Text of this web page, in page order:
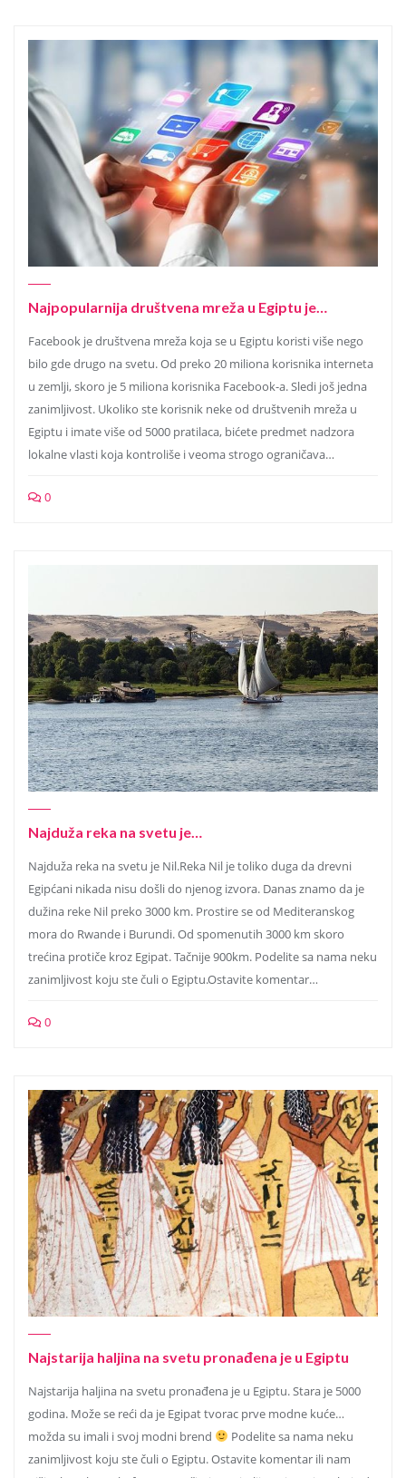
Najpopularnija društvena mreža u Egiptu je…
Facebook je društvena mreža koja se u Egiptu koristi više nego
bilo gde drugo na svetu. Od preko 20 miliona korisnika interneta
u zemlji, skoro je 5 miliona korisnika Facebook-a. Sledi još jedna
zanimljivost. Ukoliko ste korisnik neke od društvenih mreža u
Egiptu i imate više od 5000 pratilaca, bićete predmet nadzora
lokalne vlasti koja kontroliše i veoma strogo ograničava…
0
Najduža reka na svetu je…
Najduža reka na svetu je Nil.Reka Nil je toliko duga da drevni
Egipćani nikada nisu došli do njenog izvora. Danas znamo da je
dužina reke Nil preko 3000 km. Prostire se od Mediteranskog
mora do Rwande i Burundi. Od spomenutih 3000 km skoro
trećina protiče kroz Egipat. Tačnije 900km. Podelite sa nama neku
zanimljivost koju ste čuli o Egiptu.Ostavite komentar…
0
Najstarija haljina na svetu pronađena je u Egiptu
Najstarija haljina na svetu pronađena je u Egiptu. Stara je 5000
godina. Može se reći da je Egipat tvorac prve modne kuće…
možda su imali i svoj modni brend
Podelite sa nama neku
zanimljivost koju ste čuli o Egiptu. Ostavite komentar ili nam